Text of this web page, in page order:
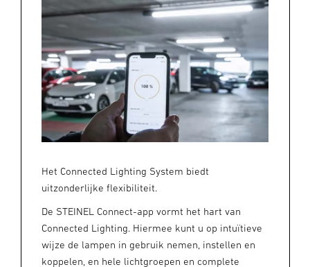
Het Connected Lighting System biedt
uitzonderlijke flexibiliteit.
De STEINEL Connect-app vormt het hart van
Connected Lighting. Hiermee kunt u op intuïtieve
wijze de lampen in gebruik nemen, instellen en
koppelen, en hele lichtgroepen en complete